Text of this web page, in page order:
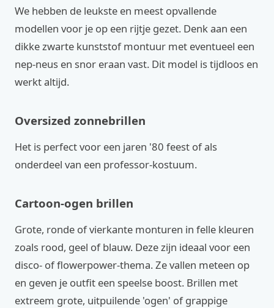
We hebben de leukste en meest opvallende
modellen voor je op een rijtje gezet. Denk aan een
dikke zwarte kunststof montuur met eventueel een
nep-neus en snor eraan vast. Dit model is tijdloos en
werkt altijd.
Oversized zonnebrillen
Het is perfect voor een jaren '80 feest of als
onderdeel van een professor-kostuum.
Cartoon-ogen brillen
Grote, ronde of vierkante monturen in felle kleuren
zoals rood, geel of blauw. Deze zijn ideaal voor een
disco- of flowerpower-thema. Ze vallen meteen op
en geven je outfit een speelse boost. Brillen met
extreem grote, uitpuilende 'ogen' of grappige